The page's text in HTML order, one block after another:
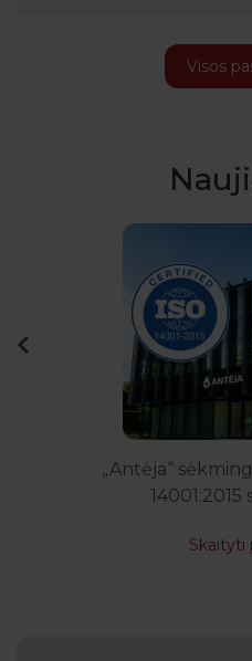
Visos
„Antėja“
Skaityti